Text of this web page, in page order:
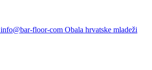
info@bar-floor-com Obala hrvatske mladeži